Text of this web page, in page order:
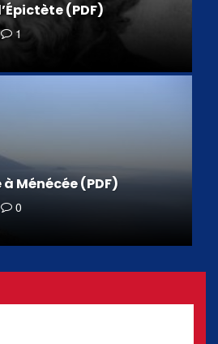
(PDF)
1
Ménécée (PDF)
0